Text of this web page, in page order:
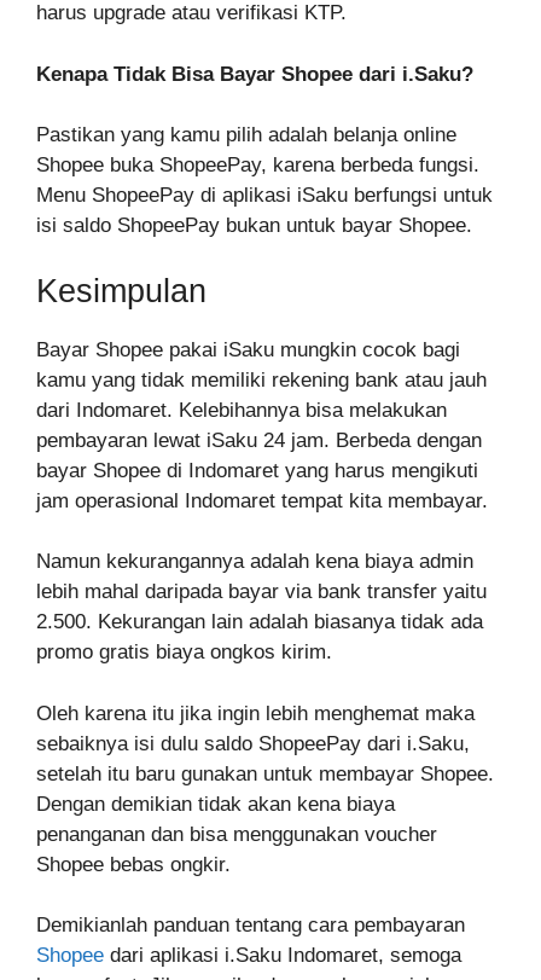
harus upgrade atau verifikasi KTP.
Kenapa Tidak Bisa Bayar Shopee dari i.Saku?
Pastikan yang kamu pilih adalah belanja online
Shopee buka ShopeePay, karena berbeda fungsi.
Menu ShopeePay di aplikasi iSaku berfungsi untuk
isi saldo ShopeePay bukan untuk bayar Shopee.
Kesimpulan
Bayar Shopee pakai iSaku mungkin cocok bagi
kamu yang tidak memiliki rekening bank atau jauh
dari Indomaret. Kelebihannya bisa melakukan
pembayaran lewat iSaku 24 jam. Berbeda dengan
bayar Shopee di Indomaret yang harus mengikuti
jam operasional Indomaret tempat kita membayar.
Namun kekurangannya adalah kena biaya admin
lebih mahal daripada bayar via bank transfer yaitu
2.500. Kekurangan lain adalah biasanya tidak ada
promo gratis biaya ongkos kirim.
Oleh karena itu jika ingin lebih menghemat maka
sebaiknya isi dulu saldo ShopeePay dari i.Saku,
setelah itu baru gunakan untuk membayar Shopee.
Dengan demikian tidak akan kena biaya
penanganan dan bisa menggunakan voucher
Shopee bebas ongkir.
Demikianlah panduan tentang cara pembayaran
Shopee dari aplikasi i.Saku Indomaret, semoga